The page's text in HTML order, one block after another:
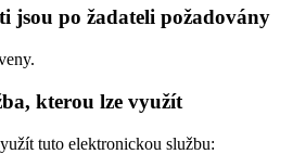
jsou po žadateli požadovány
kterou lze využít
tuto elektronickou službu: